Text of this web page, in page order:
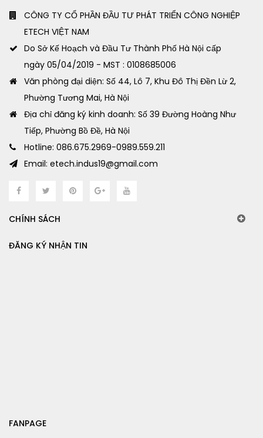
CÔNG TY CỔ PHẦN ĐẦU TƯ PHÁT TRIỂN CÔNG NGHIỆP
ETECH VIỆT NAM
Do Sở Kế Hoạch và Đầu Tư Thành Phố Hà Nội cấp
ngày 05/04/2019 - MST : 0108685006
Văn phòng đại diện: Số 44, Lô 7, Khu Đô Thị Đền Lừ 2,
Phường Tương Mai, Hà Nội
Địa chỉ đăng ký kinh doanh: Số 39 Đường Hoàng Như
Tiếp, Phường Bồ Đề, Hà Nội
Hotline: 086.675.2969-0989.559.211
Email: etech.indus19@gmail.com
CHÍNH SÁCH
ĐĂNG KÝ NHẬN TIN
FANPAGE